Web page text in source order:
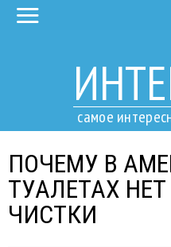
самое
ПОЧЕМУ В
ТУАЛЕТАХ
ЧИСТКИ